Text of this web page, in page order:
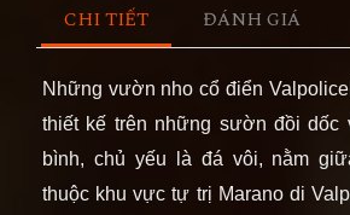
CHI TIẾT ĐÁNH GIÁ
Những vườn nho cổ điển
thiết kế trên những sườn đồi dốc
bình, chủ yếu là đá vôi, nằm
thuộc khu vực tự trị Marano di